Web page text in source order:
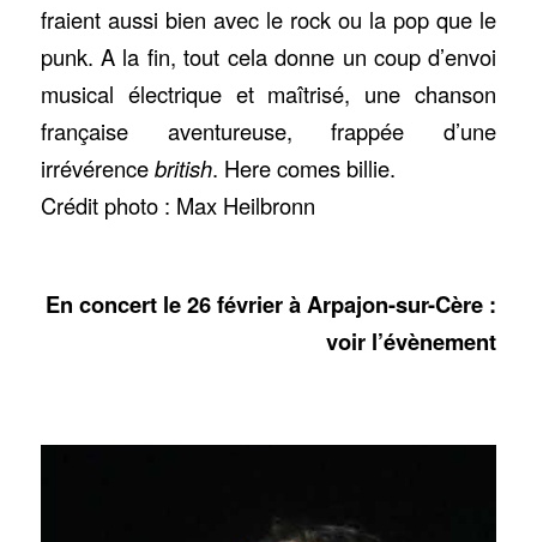
fraient aussi bien avec le rock ou la pop que le
punk. A la fin, tout cela donne un coup d’envoi
musical électrique et maîtrisé, une chanson
française aventureuse, frappée d’une
irrévérencebritish. Here comes billie.
Crédit photo : Max Heilbronn
En concert le 26 février à Arpajon-sur-Cère :
voir l’évènement